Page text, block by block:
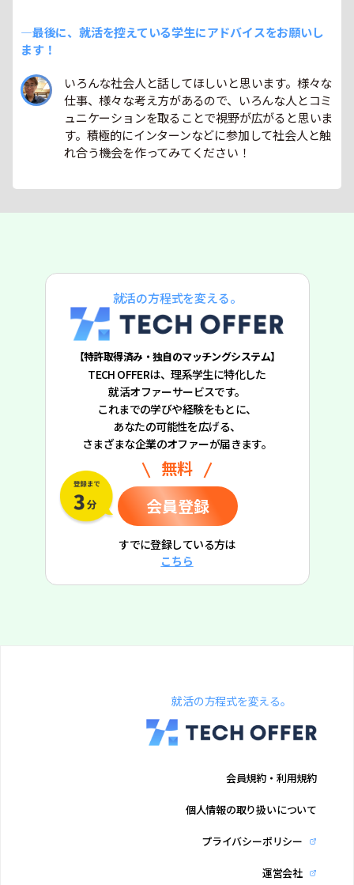
―最後に、就活を控えている学生にアドバイスをお願いし
ます！
いろんな社会人と話してほしいと思います。様々な
仕事、様々な考え方があるので、いろんな人とコミ
ュニケーションを取ることで視野が広がると思いま
す。積極的にインターンなどに参加して社会人と触
れ合う機会を作ってみてください！
就活の方程式を変える。
【特許取得済み・独自のマッチングシステム】
TECH OFFERは、理系学生に特化した
就活オファーサービスです。
これまでの学びや経験をもとに、
あなたの可能性を広げる、
さまざまな企業のオファーが届きます。
無料
会員登録
すでに登録している方は
こちら
就活の方程式を変える。
会員規約・利用規約
個人情報の取り扱いについて
プライバシーポリシー
運営会社